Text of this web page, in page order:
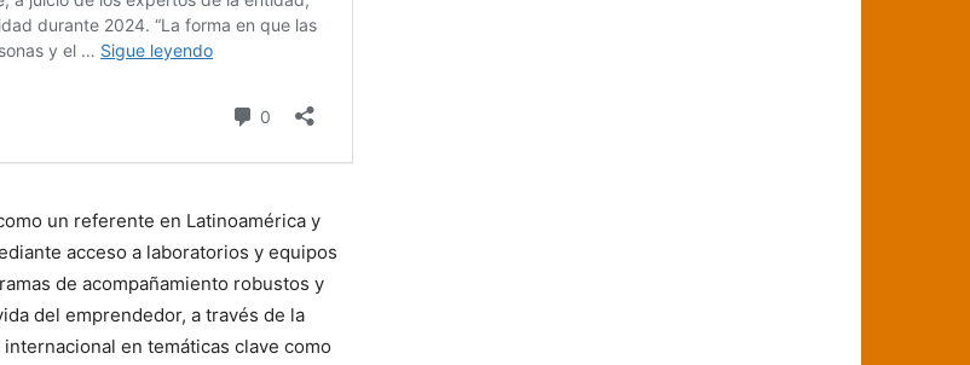
un referente en Latinoamérica y
acceso a laboratorios y equipos
de acompañamiento robustos y
del emprendedor, a través de la
en temáticas clave como